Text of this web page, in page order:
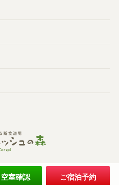
空室確認 ご宿泊予約